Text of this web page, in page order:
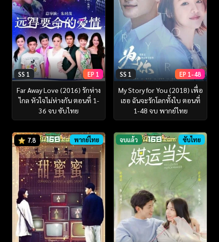
SS 1 EP 1
Far Away Love (2016) รักห่าง
ไกล หัวใจไม่ห่างกัน ตอนที่ 1-
36 จบ ซับไทย
SS 1 EP 1-48
My Story for You (2018) เพื่อ
เธอ ฉันจะรักโลกทั้งใบ ตอนที่
1-48 จบ พากย์ไทย
7.8 พากย์ไทย จบแล้ว ซับไทย